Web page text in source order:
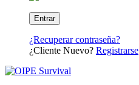
¿Recuperar contraseña?
¿Cliente Nuevo? Registrarse